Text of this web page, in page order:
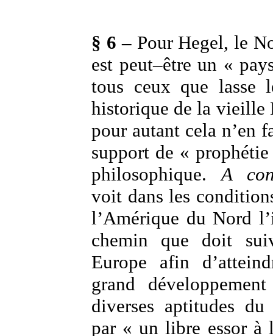
§ 6 –Pour Hegel, le
est peut–être un «
tous ceux que lasse
historique de la vieille
pour autant cela n’en
support de «
philosophique.A
voit dans les
l’Amérique du Nord
chemin que doit
Europe afin
grand
diverses aptitudes
par « un libre essor à